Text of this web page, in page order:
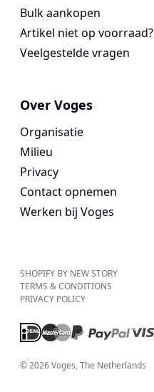
Bulk aankopen
Artikel niet op voorraad?
Veelgestelde vragen
Over Voges
Organisatie
Milieu
Privacy
Contact opnemen
Werken bij Voges
SHOPIFY BY NEW STORY
TERMS & CONDITIONS
PRIVACY POLICY
©2026Voges, The Netherlands